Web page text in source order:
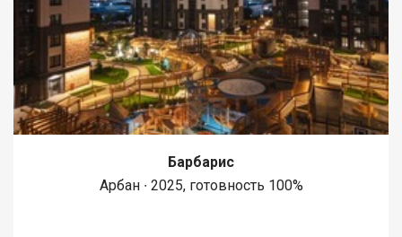
Барбарис
Арбан ∙ 2025, готовность 100%